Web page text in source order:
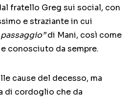
fratello Greg sui social, con
e straziante in cui
di Mani, così come
conosciuto da sempre.
cause del decesso, ma
di cordoglio che da